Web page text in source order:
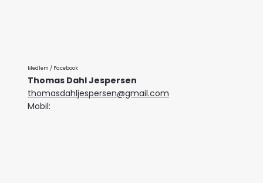
Medlem / Facebook
Thomas Dahl Jespersen
thomasdahljespersen@gmail.com
Mobil: